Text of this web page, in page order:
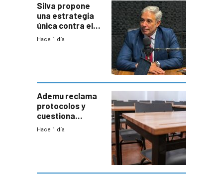
Silva propone
una estrategia
única contra el
narcotráfico y
Hace 1 día
Ademu reclama
protocolos y
cuestiona
demora de
Hace 1 día